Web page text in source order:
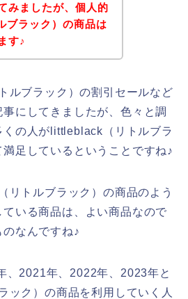
みましたが、個人的
ラック）の商品は
す♪
ルブラック）の割引セールなど
にしてきましたが、色々と調
の人がlittleblack（リトルブラ
足しているということですね♪
リトルブラック）の商品のよう
いる商品は、よい商品なので
なんですね♪
、2021年、2022年、2023年と
ック）の商品を利用していく人